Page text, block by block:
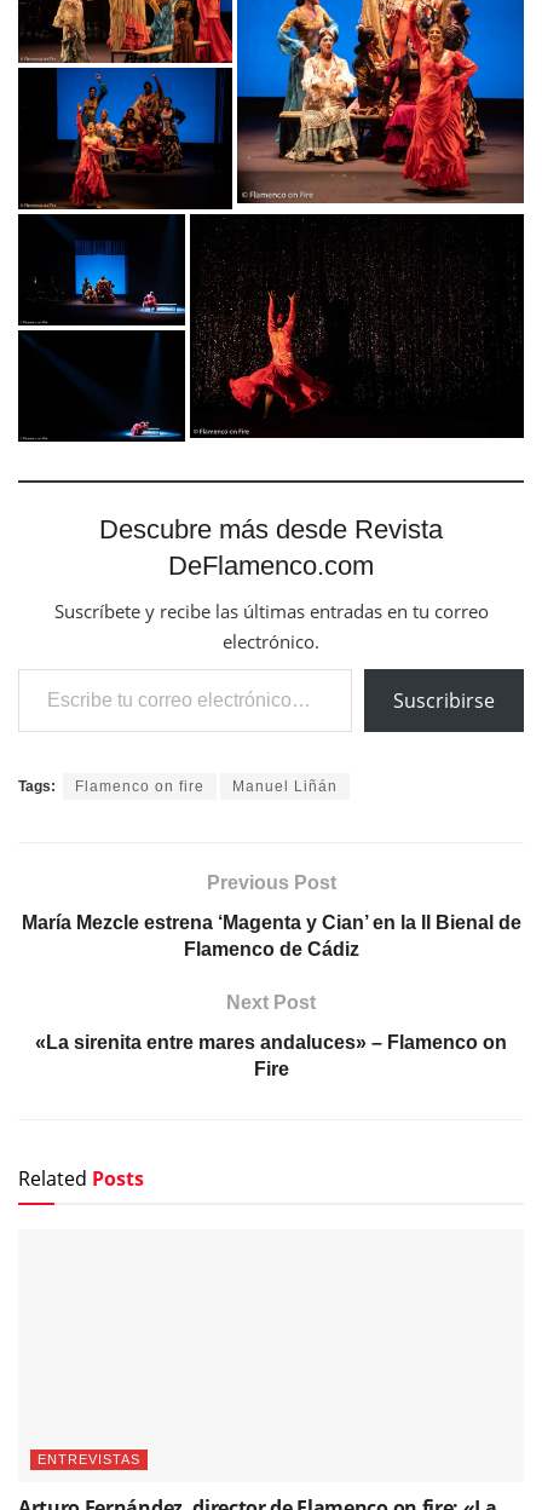
Descubre más desde Revista
DeFlamenco.com
Suscríbete y recibe las últimas entradas en tu correo
electrónico.
Escribe tu correo electrónico…
Suscribirse
Tags: Flamenco on fire Manuel Liñán
Previous Post
María Mezcle estrena ‘Magenta y Cian’ en la II Bienal de
Flamenco de Cádiz
Next Post
«La sirenita entre mares andaluces» – Flamenco on
Fire
Related Posts
ENTREVISTAS